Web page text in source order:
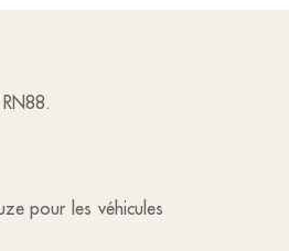
pour les véhicules